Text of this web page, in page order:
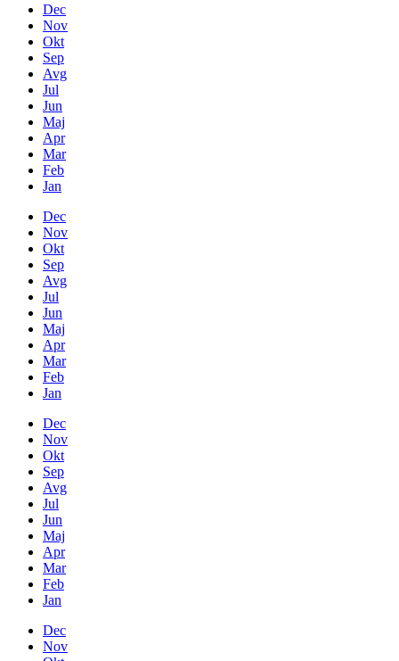
Dec
Nov
Okt
Sep
Avg
Jul
Jun
Maj
Apr
Mar
Feb
Jan
Dec
Nov
Okt
Sep
Avg
Jul
Jun
Maj
Apr
Mar
Feb
Jan
Dec
Nov
Okt
Sep
Avg
Jul
Jun
Maj
Apr
Mar
Feb
Jan
Dec
Nov